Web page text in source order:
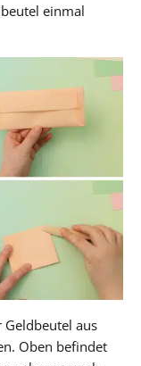
einmal
Geldbeutel aus
Oben befindet